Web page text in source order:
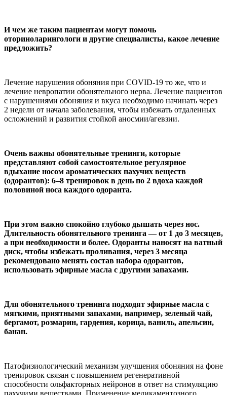
И чем же таким пациентам могут помочь
оториноларингологи и другие специалисты, какое лечение
предложить?
Лечение нарушения обоняния при COVID-19 то же, что и
лечение невропатии обонятельного нерва. Лечение пациентов
с нарушениями обоняния и вкуса необходимо начинать через
2 недели от начала заболевания, чтобы избежать отдаленных
осложнений и развития стойкой аносмии/агевзии.
Очень важны обонятельные тренинги, которые
представляют собой самостоятельное регулярное
вдыхание носом ароматических пахучих веществ
(одорантов): 6–8 тренировок в день по 2 вдоха каждой
половиной носа каждого одоранта.
При этом важно спокойно глубоко дышать через нос.
Длительность обонятельного тренинга — от 1 до 3 месяцев,
а при необходимости и более. Одоранты наносят на ватный
диск, чтобы избежать проливания, через 3 месяца
рекомендовано менять состав набора одорантов,
использовать эфирные масла с другими запахами.
Для обонятельного тренинга подходят эфирные масла с
мягкими, приятными запахами, например, зеленый чай,
бергамот, розмарин, гардения, корица, ваниль, апельсин,
банан.
Патофизиологический механизм улучшения обоняния на фоне
тренировок связан с повышением регенеративной
способности ольфакторных нейронов в ответ на стимуляцию
пахучими веществами. Применение медикаментозного